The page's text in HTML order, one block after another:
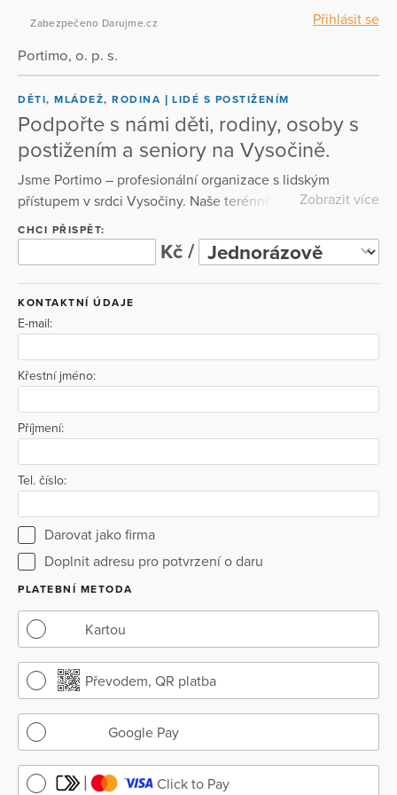
Přihlásit se
Zabezpečeno Darujme.cz
Portimo, o. p. s.
DĚTI, MLÁDEŽ, RODINA LIDÉ S POSTIŽENÍM
Podpořte s námi děti, rodiny, osoby s
postižením a seniory na Vysočině.
Jsme Portimo – profesionální organizace s lidským
přístupem v srdci Vysočiny. Naše terénní a ambulantní
sociální služby podávají pomocnou ruku lidem, kteří se
ocitli v těžké životní situaci. Pomáháme jim zvládat
nesnáze a bráníme tomu, aby na své problémy zůstali
sami. Pomáháme tam, kde je třeba. Pomáhejte s námi.
Zobrazit více
CHCI PŘISPĚT:
Kč /
KONTAKTNÍ ÚDAJE
E-mail:
Křestní jméno:
Příjmení:
Tel. číslo:
Darovat jako firma
Doplnit adresu pro potvrzení o daru
PLATEBNÍ METODA
Kartou
Převodem, QR platba
Google Pay
Click to Pay